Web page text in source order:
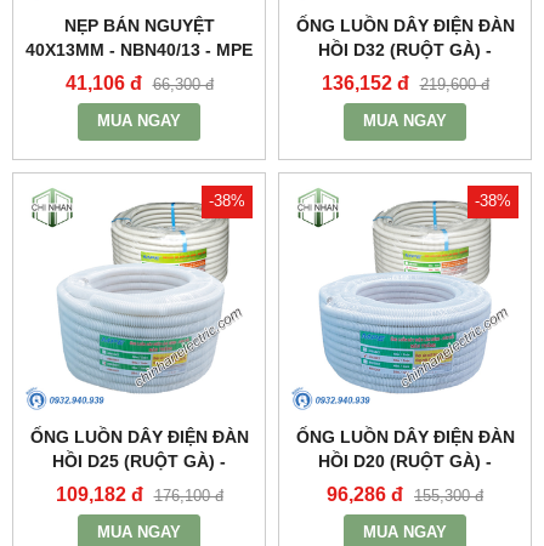
NẸP BÁN NGUYỆT
40X13MM - NBN40/13 - MPE
41,106 đ 66,300 đ
MUA NGAY
ỐNG LUỒN DÂY ĐIỆN ĐÀN
HỒI D32 (RUỘT GÀ) -
A9032CT - MPE
136,152 đ 219,600 đ
MUA NGAY
-38%
ỐNG LUỒN DÂY ĐIỆN ĐÀN
HỒI D25 (RUỘT GÀ) -
A9025CT - MPE
109,182 đ 176,100 đ
MUA NGAY
-38%
ỐNG LUỒN DÂY ĐIỆN ĐÀN
HỒI D20 (RUỘT GÀ) -
A9020CT - MPE
96,286 đ 155,300 đ
MUA NGAY